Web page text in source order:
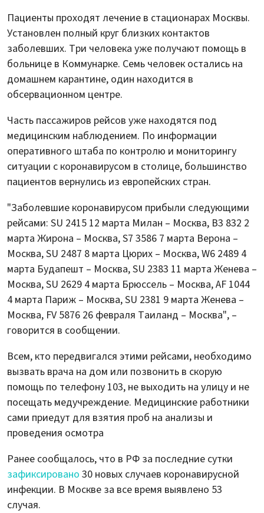
Пациенты проходят лечение в стационарах Москвы.
Установлен полный круг близких контактов
заболевших. Три человека уже получают помощь в
больнице в Коммунарке. Семь человек остались на
домашнем карантине, один находится в
обсервационном центре.
Часть пассажиров рейсов уже находятся под
медицинским наблюдением. По информации
оперативного штаба по контролю и мониторингу
ситуации с коронавирусом в столице, большинство
пациентов вернулись из европейских стран.
"Заболевшие коронавирусом прибыли следующими
рейсами: SU 2415 12 марта Милан – Москва, В3 832 2
марта Жирона – Москва, S7 3586 7 марта Верона –
Москва, SU 2487 8 марта Цюрих – Москва, W6 2489 4
марта Будапешт – Москва, SU 2383 11 марта Женева –
Москва, SU 2629 4 марта Брюссель – Москва, AF 1044
4 марта Париж – Москва, SU 2381 9 марта Женева –
Москва, FV 5876 26 февраля Таиланд – Москва", –
говорится в сообщении.
Всем, кто передвигался этими рейсами, необходимо
вызвать врача на дом или позвонить в скорую
помощь по телефону 103, не выходить на улицу и не
посещать медучреждение. Медицинские работники
сами приедут для взятия проб на анализы и
проведения осмотра
Ранее сообщалось, что в РФ за последние сутки
зафиксировано 30 новых случаев коронавирусной
инфекции. В Москве за все время выявлено 53
случая.